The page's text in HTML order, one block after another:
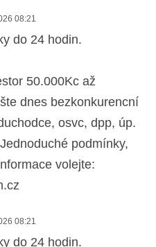
08:21
do 24 hodin.
50.000Kc až
dnes bezkonkurencní
osvc, dpp, úp.
podmínky,
volejte:
08:21
do 24 hodin.